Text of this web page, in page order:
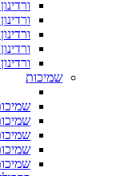
שמיכות
שמיכות
שמיכות
שמיכות
שמיכות